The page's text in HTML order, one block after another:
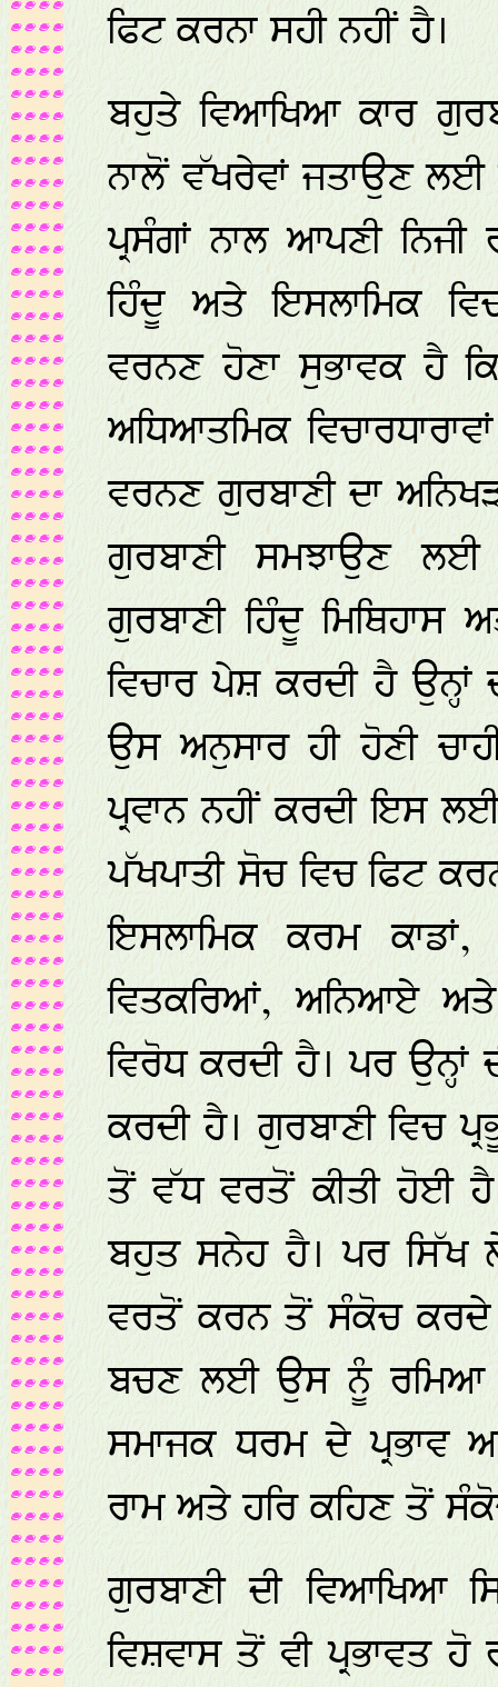
ਫਿਟ ਕਰਨਾ ਸਹੀ ਨਹੀਂ ਹੈ।
ਬਹੁਤੇ ਵਿਆਖਿਆ ਕਾਰ
ਨਾਲੋਂ ਵੱਖਰੇਵਾਂ ਜਤਾਉਣ ਲਈ
ਪ੍ਰਸੰਗਾਂ ਨਾਲ ਆਪਣੀ
ਹਿੰਦੂ ਅਤੇ ਇਸਲਾਮਿਕ
ਵਰਨਣ ਹੋਣਾ ਸੁਭਾਵਕ ਹੈ
ਅਧਿਆਤਮਿਕ
ਵਰਨਣ ਗੁਰਬਾਣੀ ਦਾ
ਗੁਰਬਾਣੀ ਸਮਝਾਉਣ
ਗੁਰਬਾਣੀ ਹਿੰਦੂ ਮਿਥਿਹਾਸ
ਵਿਚਾਰ ਪੇਸ਼ ਕਰਦੀ ਹੈ
ਉਸ ਅਨੁਸਾਰ ਹੀ ਹੋਣੀ
ਪ੍ਰਵਾਨ ਨਹੀਂ ਕਰਦੀ ਇਸ
ਪੱਖਪਾਤੀ ਸੋਚ ਵਿਚ ਫਿਟ
ਇਸਲਾਮਿਕ ਕਰਮ
ਵਿਤਕਰਿਆਂ, ਅਨਿਆਏ
ਵਿਰੋਧ ਕਰਦੀ ਹੈ। ਪਰ ਉਨ੍ਹਾਂ
ਕਰਦੀ ਹੈ। ਗੁਰਬਾਣੀ ਵਿਚ
ਤੋਂ ਵੱਧ ਵਰਤੋਂ ਕੀਤੀ ਹੋਈ ਹੈ।
ਬਹੁਤ ਸਨੇਹ ਹੈ। ਪਰ ਸਿੱਖ
ਵਰਤੋਂ ਕਰਨ ਤੋਂ ਸੰਕੋਚ ਕਰਦੇ
ਬਚਣ ਲਈ ਉਸ ਨੂੰ ਰਮਿਆ
ਸਮਾਜਕ ਧਰਮ ਦੇ ਪ੍ਰਭਾਵ
ਰਾਮ ਅਤੇ ਹਰਿ ਕਹਿਣ ਤੋਂ
ਗੁਰਬਾਣੀ ਦੀ ਵਿਆਖਿਆ
ਵਿਸ਼ਵਾਸ ਤੋਂ ਵੀ ਪ੍ਰਭਾਵਤ